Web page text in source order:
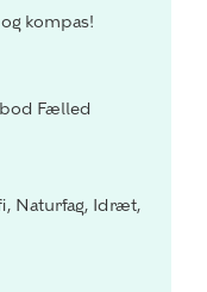
kompas!
Fælled
Naturfag, Idræt,